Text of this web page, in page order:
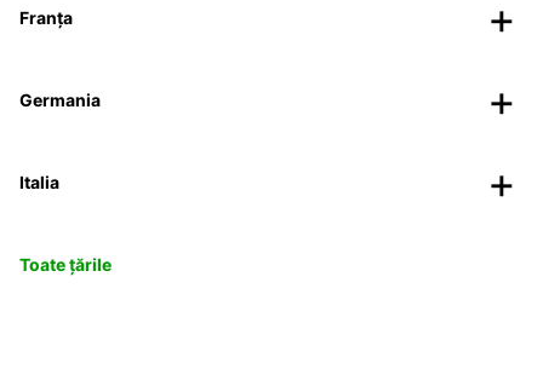
Franța
Germania
Italia
Toate țările